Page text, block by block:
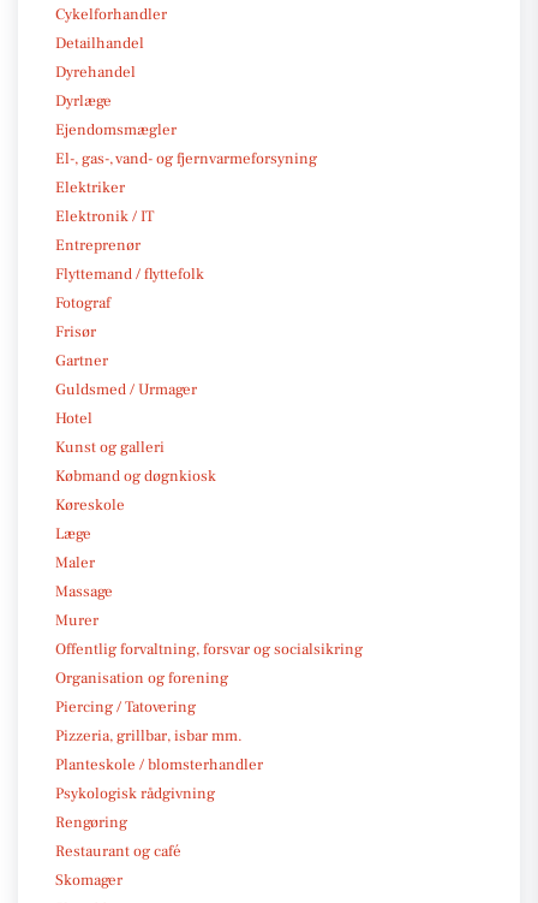
Cykelforhandler
Detailhandel
Dyrehandel
Dyrlæge
Ejendomsmægler
El-, gas-, vand- og fjernvarmeforsyning
Elektriker
Elektronik / IT
Entreprenør
Flyttemand / flyttefolk
Fotograf
Frisør
Gartner
Guldsmed / Urmager
Hotel
Kunst og galleri
Købmand og døgnkiosk
Køreskole
Læge
Maler
Massage
Murer
Offentlig forvaltning, forsvar og socialsikring
Organisation og forening
Piercing / Tatovering
Pizzeria, grillbar, isbar mm.
Planteskole / blomsterhandler
Psykologisk rådgivning
Rengøring
Restaurant og café
Skomager